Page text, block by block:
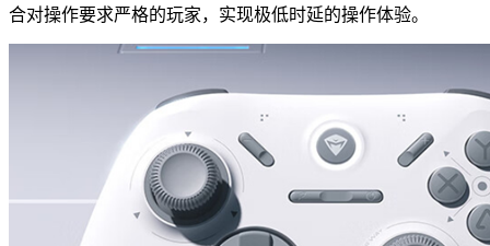
合对操作要求严格的玩家，实现极低时延的操作体验。